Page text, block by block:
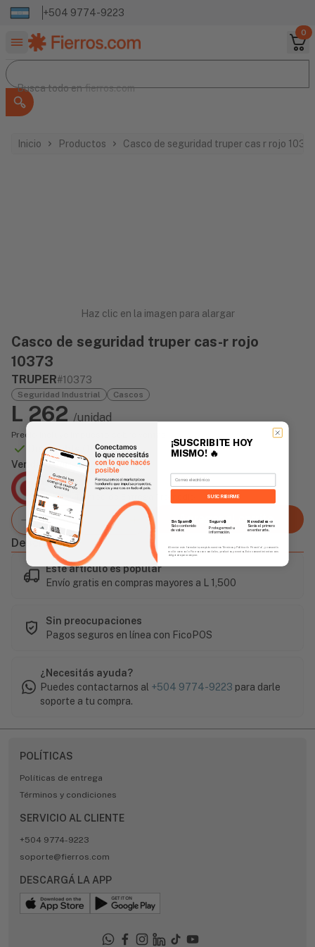
+504 9774-9223
0
Buscar productos
Busca todo en
Busca todo enfierros.com
Inicio Productos Casco de seguridad truper cas r rojo
Haz clic en la imagen para alargar
Casco de seguridad truper cas-r rojo
10373
TRUPER#10373
Seguridad Industrial Cascos
L 262 /unidad
Precio incluye impuesto sobre ventas
Disponible Online
Vendido Por:
Agencia Global
2 días - Tiempo de Entrega Promedio
Agregar al carrito
Descripción
Este artículo es popular
Envío gratis en compras mayores a L 1,500
Sin preocupaciones
Pagos seguros en línea con FicoPOS
¿Necesitás ayuda?
Puedes contactarnos al +504 9774-9223 para darle
soporte a tu compra.
POLÍTICAS
Políticas de entrega
Términos y condiciones
SERVICIO AL CLIENTE
+504 9774-9223
soporte@fierros.com
DESCARGÁ LA APP
¡SUSCRIBITE HOY
MISMO! 🔥
Email
SUSCRIBIRME
Sin Spam 🚫
Solo contenido
de valor.
Seguro 🔒
Protegemos tu
información.
Novedades 📣
Serás el primero
en enterarte.
Al enviar este formulario, aceptás nuestros Términos y Política de Privacidad, y consentís
recibir correos de Fierros con novedades, productos y eventos. Este consentimiento no es
obligatorio para comprar.